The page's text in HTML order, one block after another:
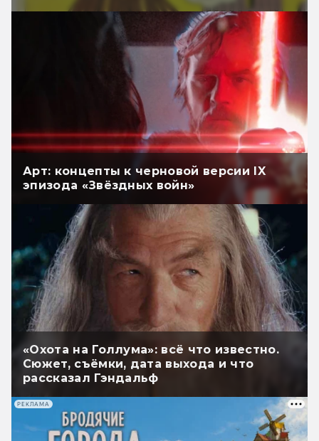
Арт: концепты к черновой версии IX
эпизода «Звёздных войн»
«Охота на Голлума»: всё что известно.
Сюжет, съёмки, дата выхода и что
рассказал Гэндальф
РЕКЛАМА